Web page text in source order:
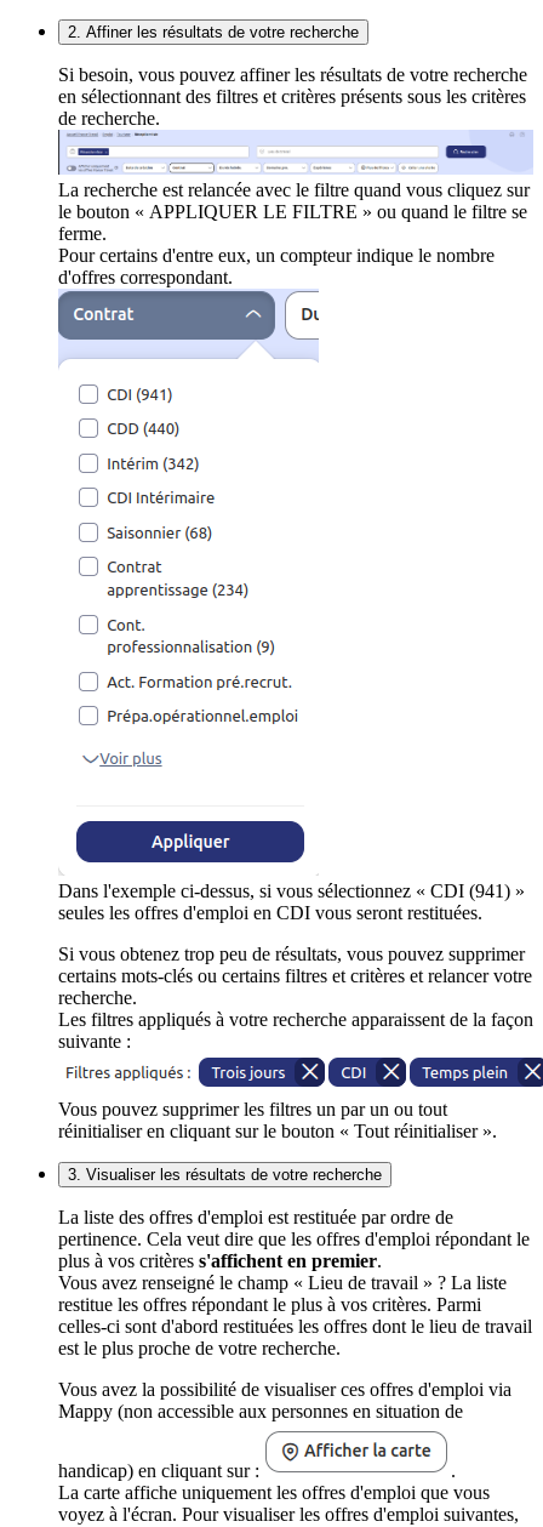
2. Affiner les résultats de votre recherche
Si besoin, vous pouvez affiner les résultats de votre recherche
en sélectionnant des filtres et critères présents sous les critères
de recherche.
La recherche est relancée avec le filtre quand vous cliquez sur
le bouton « APPLIQUER LE FILTRE » ou quand le filtre se
ferme.
Pour certains d'entre eux, un compteur indique le nombre
d'offres correspondant.
Dans l'exemple ci-dessus, si vous sélectionnez « CDI (941) »
seules les offres d'emploi en CDI vous seront restituées.
Si vous obtenez trop peu de résultats, vous pouvez supprimer
certains mots-clés ou certains filtres et critères et relancer votre
recherche.
Les filtres appliqués à votre recherche apparaissent de la façon
suivante :
Vous pouvez supprimer les filtres un par un ou tout
réinitialiser en cliquant sur le bouton « Tout réinitialiser ».
3. Visualiser les résultats de votre recherche
La liste des offres d'emploi est restituée par ordre de
pertinence. Cela veut dire que les offres d'emploi répondant le
plus à vos critères s'affichent en premier.
Vous avez renseigné le champ « Lieu de travail » ? La liste
restitue les offres répondant le plus à vos critères. Parmi
celles-ci sont d'abord restituées les offres dont le lieu de travail
est le plus proche de votre recherche.
Vous avez la possibilité de visualiser ces offres d'emploi via
Mappy (non accessible aux personnes en situation de
handicap) en cliquant sur :
.
La carte affiche uniquement les offres d'emploi que vous
voyez à l'écran. Pour visualiser les offres d'emploi suivantes,